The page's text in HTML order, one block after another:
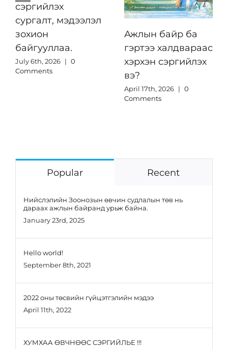
сэргийлэх
сургалт, мэдээлэл
зохион
байгууллаа.
July 6th, 2026 | 0
Comments
Ажлын байр ба
гэртээ халдвараас
хэрхэн сэргийлэх
вэ?
April 17th, 2026 | 0
Comments
Popular Recent
Нийслэлийн Зоонозын өвчин судлалын төв нь
дараах ажлын байранд урьж байна.
January 23rd, 2025
Hello world!
September 8th, 2021
2022 оны төсвийн гүйцэтгэлийн мэдээ
April 11th, 2022
ХУМХАА ӨВЧНӨӨС СЭРГИЙЛЬЕ !!!